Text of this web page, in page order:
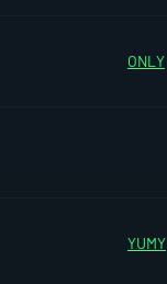
ONLY
YUMY